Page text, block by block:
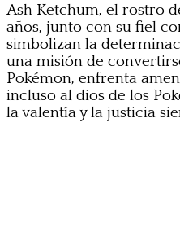
Ash Ketchum, el rostro
años, junto con su fiel
simbolizan la
una misión de
Pokémon, enfrenta
incluso al dios de los
la valentía y la justicia